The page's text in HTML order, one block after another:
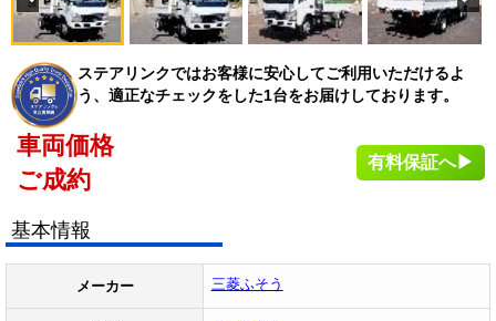
ステアリンクではお客様に安心してご利用いただけるよ
う、適正なチェックをした1台をお届けしております。
車両価格
ご成約
有料保証へ▶
基本情報
メーカー 三菱ふそう